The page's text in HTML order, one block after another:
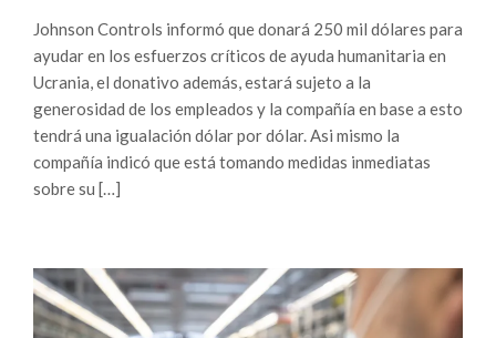
Johnson Controls informó que donará 250 mil dólares para
ayudar en los esfuerzos críticos de ayuda humanitaria en
Ucrania, el donativo además, estará sujeto a la
generosidad de los empleados y la compañía en base a esto
tendrá una igualación dólar por dólar. Asi mismo la
compañía indicó que está tomando medidas inmediatas
sobre su […]